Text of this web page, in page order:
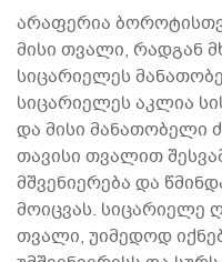
არაფერია
მისი თვალი, რადგან
სიცარიელეს
სიცარიელეს აკლია
და მისი მანათობელი
თავისი თვალით
მშვენიერება და
მოიცვას. სიცარიელე
თვალი, უიმედოდ